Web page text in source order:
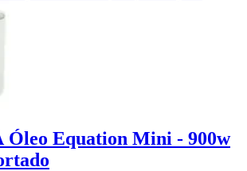
Óleo Equation Mini - 900w